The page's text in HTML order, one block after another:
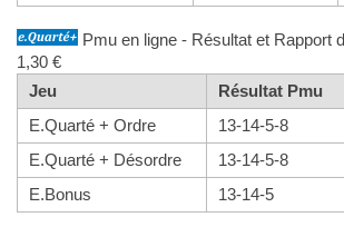
Pmu en ligne - Résultat et Rapport
1,30 €
Jeu
Résultat Pmu
E.Quarté + Ordre
13-14-5-8
E.Quarté + Désordre
13-14-5-8
E.Bonus
13-14-5